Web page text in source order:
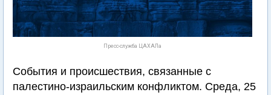
Пресс-служба ЦАХАЛа
События и происшествия, связанные с
палестино-израильским конфликтом. Среда, 25